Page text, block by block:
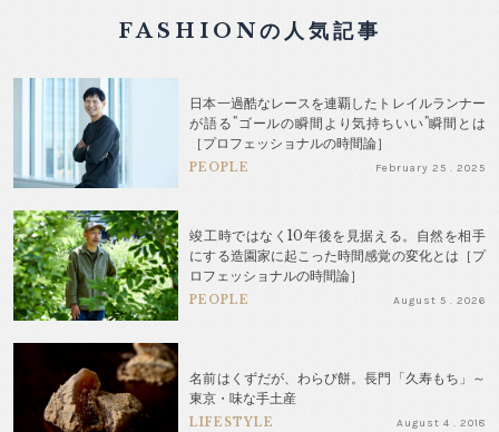
FASHIONの人気記事
日本一過酷なレースを連覇したトレイルランナー
が語る"ゴールの瞬間より気持ちいい"瞬間とは
［プロフェッショナルの時間論］
PEOPLE February 25 . 2025
竣工時ではなく10年後を見据える。自然を相手
にする造園家に起こった時間感覚の変化とは［プ
ロフェッショナルの時間論］
PEOPLE August 5 . 2026
名前はくずだが、わらび餅。長門「久寿もち」～
東京・味な手土産
LIFESTYLE August 4 . 2018